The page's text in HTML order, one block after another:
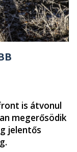
is átvonul
megerősödik
jelentős